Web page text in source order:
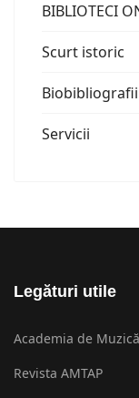
BIBLIOTECI
Scurt istoric
Biobibliografii
Servicii
Legături utile
Academia de
Revista AMTAP